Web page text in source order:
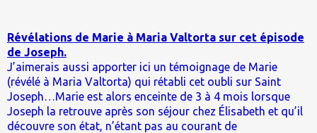
Révélations de Marie à Maria Valtorta sur cet épisode
de Joseph.
J’aimerais aussi apporter ici un témoignage de Marie
(révélé à Maria Valtorta) qui rétabli cet oubli sur Saint
Joseph…Marie est alors enceinte de 3 à 4 mois lorsque
Joseph la retrouve après son séjour chez Élisabeth et qu’il
découvre son état, n’étant pas au courant de